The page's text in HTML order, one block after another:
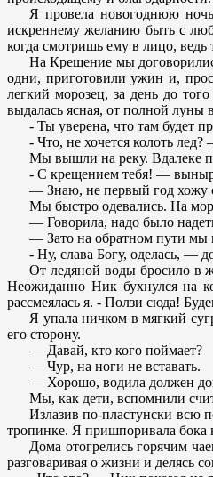
Я провела новогоднюю
искреннему желанию быть с
когда смотришь ему в лицо,
На Крещение мы
одни, приготовили ужин и,
легкий морозец, за день до
выдалась ясная, от полной луны
- Ты уверена, что там будет
- Что, не хочется колоть
Мы вышли на реку. Вдалеке
- С крещением тебя! —
— Знаю, не первый год хожу
Мы быстро одевались. На
— Говорила, надо было
— Зато на обратном пути мы
- Ну, слава Богу, оделась, —
От ледяной воды бросило в
Неожиданно Ник бухнулся на
рассмеялась я. - Ползи сюда!
Я упала ничком в мягкий
его сторону.
— Давай, кто кого поймает?
— Чур, на ноги не вставать.
— Хорошо, водила должен
Мы, как дети, вспомнили
Излазив по-пластунски всю
тропинке. Я пришпоривала бока
Дома отогрелись горячим
разговаривая о жизни и делясь